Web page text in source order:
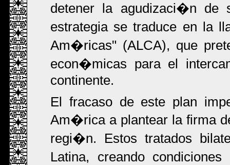
detener la agudizaci�n
estrategia se traduce en la
Am�ricas" (ALCA), que
econ�micas para el
continente.
El fracaso de este plan
Am�rica a plantear la firma
regi�n. Estos tratados
Latina, creando